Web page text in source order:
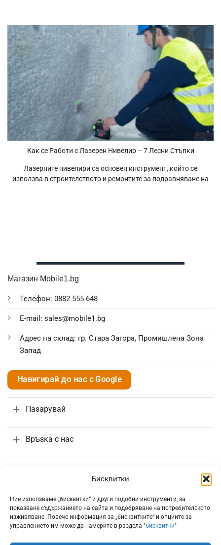
Бисквитки
Ние използваме „бисквитки“ и други подобни инструменти, за
показване съдържанието на сайта и подобряване на потребителското
изживяване. Повече информация за „бисквитките“ и опциите за
управлението им може да намерите в раздела "бисквитки"
Как се Работи с Лазерен Нивелир – 7 Лесни Стъпки
Лазерните нивелири са основен инструмент, който се
използва в строителството и ремонтите за подравняване на
Магазин Mobile1.bg
Телефон: 0882 555 648
E-mail: sales@mobile1.bg
Адрес на склад: гр. Стара Загора, Промишлена Зона
Запад
Навигирай до нас с Google
Пазарувай
Връзка с нас
Информация